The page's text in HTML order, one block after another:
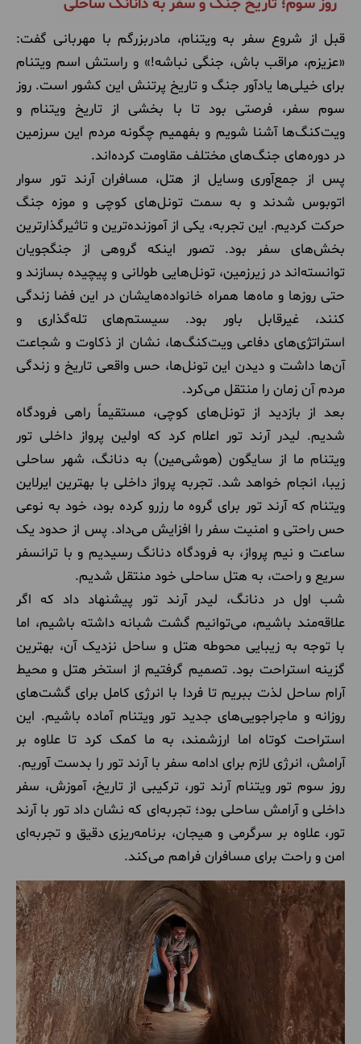
قبل از شروع سفر به ویتنام، مادربزرگم با مهربانی گفت:
«عزیزم، مراقب باش، جنگی نباشه!» و راستش اسم ویتنام
برای خیلی‌ها یادآور جنگ و تاریخ پرتنش این کشور است. روز
سوم سفر، فرصتی بود تا با بخشی از تاریخ ویتنام و
ویت‌کنگ‌ها آشنا شویم و بفهمیم چگونه مردم این سرزمین
در دوره‌های جنگ‌های مختلف مقاومت کرده‌اند.
پس از جمع‌آوری وسایل از هتل، مسافران آرند تور سوار
اتوبوس شدند و به سمت تونل‌های کوچی و موزه جنگ
حرکت کردیم. این تجربه، یکی از آموزنده‌ترین و تاثیرگذارترین
بخش‌های سفر بود. تصور اینکه گروهی از جنگجویان
توانسته‌اند در زیرزمین، تونل‌هایی طولانی و پیچیده بسازند و
حتی روزها و ماه‌ها همراه خانواده‌هایشان در این فضا زندگی
کنند، غیرقابل باور بود. سیستم‌های تله‌گذاری و
استراتژی‌های دفاعی ویت‌کنگ‌ها، نشان از ذکاوت و شجاعت
آن‌ها داشت و دیدن این تونل‌ها، حس واقعی تاریخ و زندگی
مردم آن زمان را منتقل می‌کرد.
بعد از بازدید از تونل‌های کوچی، مستقیماً راهی فرودگاه
شدیم. لیدر آرند تور اعلام کرد که اولین پرواز داخلی تور
ویتنام ما از سایگون (هوشی‌مین) به دنانگ، شهر ساحلی
زیبا، انجام خواهد شد. تجربه پرواز داخلی با بهترین ایرلاین
ویتنام که آرند تور برای گروه ما رزرو کرده بود، خود به نوعی
حس راحتی و امنیت سفر را افزایش می‌داد. پس از حدود یک
ساعت و نیم پرواز، به فرودگاه دنانگ رسیدیم و با ترانسفر
سریع و راحت، به هتل ساحلی خود منتقل شدیم.
شب اول در دنانگ، لیدر آرند تور پیشنهاد داد که اگر
علاقه‌مند باشیم، می‌توانیم گشت شبانه داشته باشیم، اما
با توجه به زیبایی محوطه هتل و ساحل نزدیک آن، بهترین
گزینه استراحت بود. تصمیم گرفتیم از استخر هتل و محیط
آرام ساحل لذت ببریم تا فردا با انرژی کامل برای گشت‌های
روزانه و ماجراجویی‌های جدید تور ویتنام آماده باشیم. این
استراحت کوتاه اما ارزشمند، به ما کمک کرد تا علاوه بر
آرامش، انرژی لازم برای ادامه سفر با آرند تور را بدست آوریم.
روز سوم تور ویتنام آرند تور، ترکیبی از تاریخ، آموزش، سفر
داخلی و آرامش ساحلی بود؛ تجربه‌ای که نشان داد تور با آرند
تور، علاوه بر سرگرمی و هیجان، برنامه‌ریزی دقیق و تجربه‌ای
امن و راحت برای مسافران فراهم می‌کند.